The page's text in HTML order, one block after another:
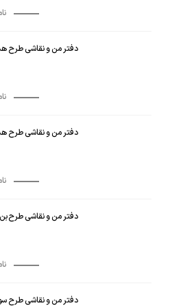
دفتر من و نقاشی طرح
دفتر من و نقاشی طرح
دفتر من و نقاشی طرح
دفتر من و نقاشی طرح